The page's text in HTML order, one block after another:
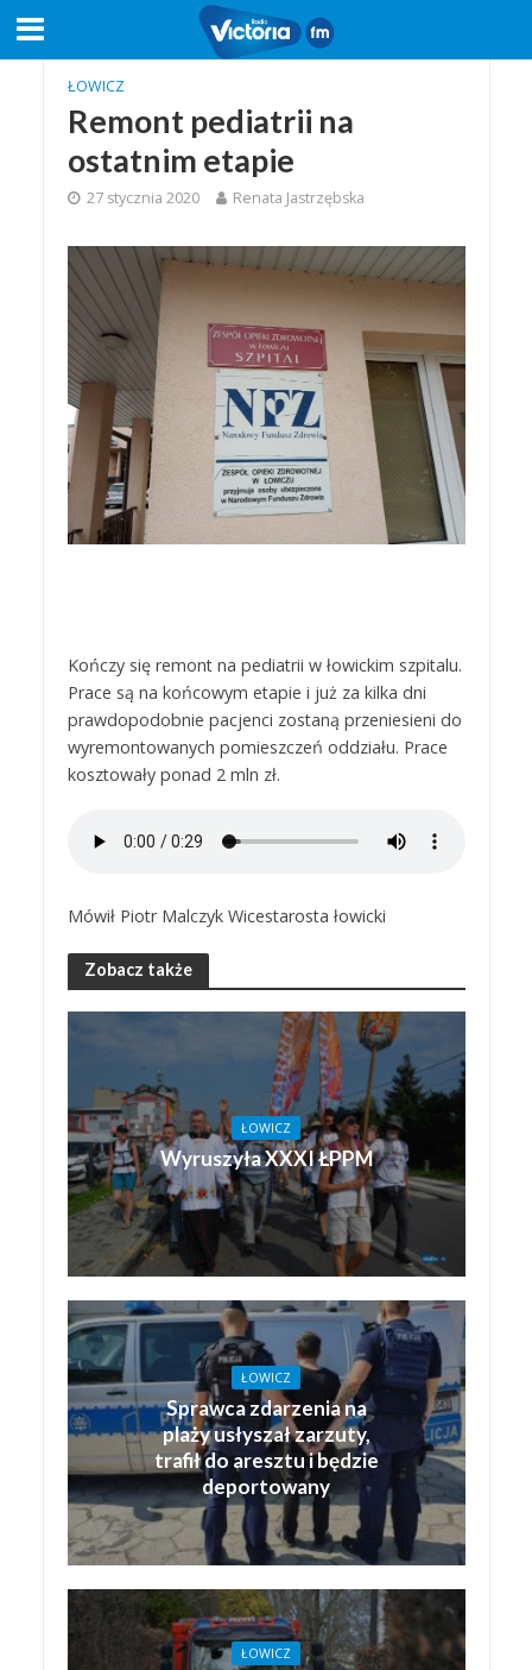
ŁOWICZ
Remont pediatrii na
ostatnim etapie
27 stycznia 2020 Renata Jastrzębska
Kończy się remont na pediatrii w łowickim szpitalu.
Prace są na końcowym etapie i już za kilka dni
prawdopodobnie pacjenci zostaną przeniesieni do
wyremontowanych pomieszczeń oddziału. Prace
kosztowały ponad 2 mln zł.
Mówił Piotr Malczyk Wicestarosta łowicki
Zobacz także
ŁOWICZ
Wyruszyła XXXI ŁPPM
ŁOWICZ
Sprawca zdarzenia na
plaży usłyszał zarzuty,
trafił do aresztu i będzie
deportowany
ŁOWICZ